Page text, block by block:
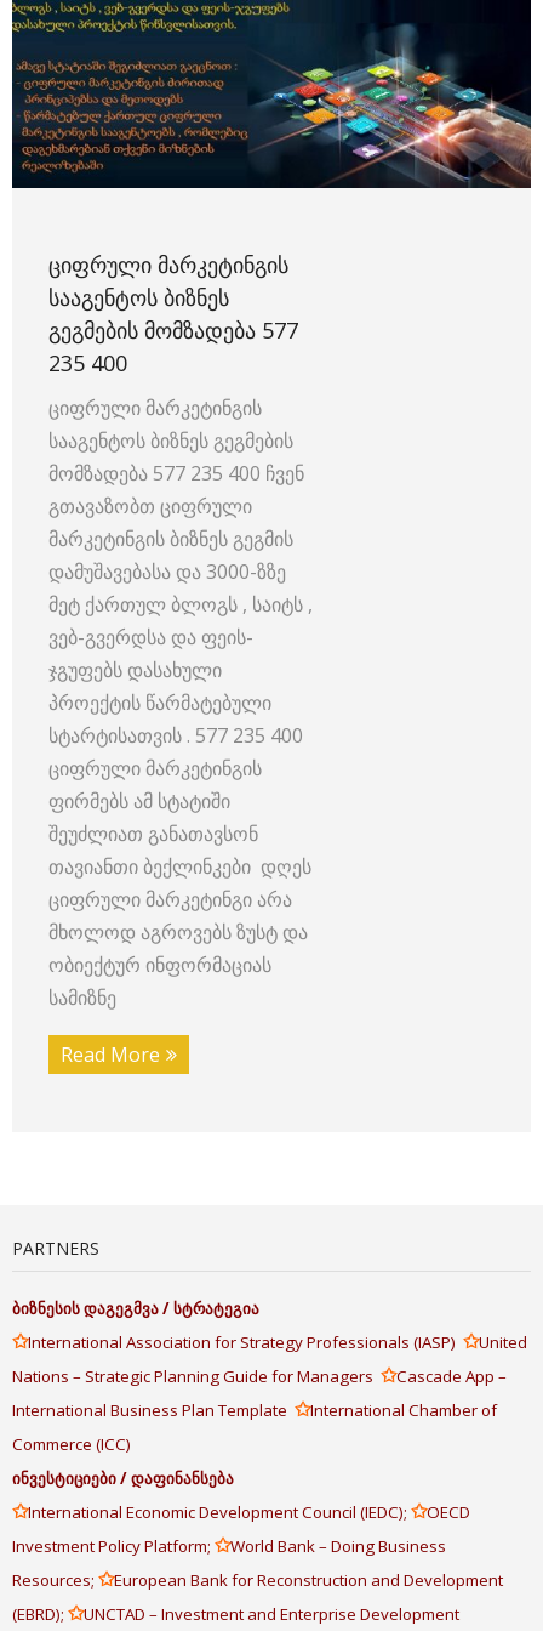
ᲪᲘᲤᲠᲣᲚᲘ ᲛᲐᲠᲙᲔᲢᲘᲜᲒᲘᲡ
ᲡᲐᲐᲒᲔᲜᲢᲝᲡ ᲑᲘᲖᲜᲔᲡ
ᲒᲔᲒᲛᲔᲑᲘᲡ ᲛᲝᲛᲖᲐᲓᲔᲑᲐ 577
235 400
ციფრული მარკეტინგის
სააგენტოს ბიზნეს გეგმების
მომზადება 577 235 400 ჩვენ
გთავაზობთ ციფრული
მარკეტინგის ბიზნეს გეგმის
დამუშავებასა და 3000-ზზე
მეტ ქართულ ბლოგს , საიტს ,
ვებ-გვერდსა და ფეის-
ჯგუფებს დასახული
პროექტის წარმატებული
სტარტისათვის . 577 235 400
ციფრული მარკეტინგის
ფირმებს ამ სტატიში
შეუძლიათ განათავსონ
თავიანთი ბექლინკები დღეს
ციფრული მარკეტინგი არა
მხოლოდ აგროვებს ზუსტ და
ობიექტურ ინფორმაციას
სამიზნე
Read More
PARTNERS
ბიზნესისდაგეგმვა/სტრატეგია
✩International Association for Strategy Professionals (IASP) ✩United
Nations – Strategic Planning Guide for Managers ✩Cascade App –
International Business Plan Template ✩International Chamber of
Commerce (ICC)
ინვესტიციები/დაფინანსება
✩International Economic Development Council (IEDC); ✩OECD
Investment Policy Platform; ✩World Bank – Doing Business
Resources; ✩European Bank for Reconstruction and Development
(EBRD); ✩UNCTAD – Investment and Enterprise Development